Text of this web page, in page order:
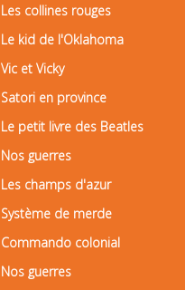
Les collines rouges
Le kid de l'Oklahoma
Vic et Vicky
Satori en province
Le petit livre des Beatles
Nos guerres
Les champs d'azur
Système de merde
Commando colonial
Nos guerres